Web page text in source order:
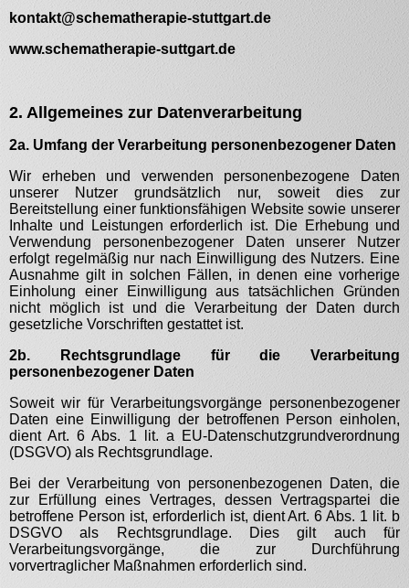
kontakt@schematherapie-stuttgart.de
www.schematherapie-suttgart.de
2. Allgemeines zur Datenverarbeitung
2a. Umfang der Verarbeitung personenbezogener Daten
Wir erheben und verwenden personenbezogene Daten
unserer Nutzer grundsätzlich nur, soweit dies zur
Bereitstellung einer funktionsfähigen Website sowie unserer
Inhalte und Leistungen erforderlich ist. Die Erhebung und
Verwendung personenbezogener Daten unserer Nutzer
erfolgt regelmäßig nur nach Einwilligung des Nutzers. Eine
Ausnahme gilt in solchen Fällen, in denen eine vorherige
Einholung einer Einwilligung aus tatsächlichen Gründen
nicht möglich ist und die Verarbeitung der Daten durch
gesetzliche Vorschriften gestattet ist.
2b. Rechtsgrundlage für die Verarbeitung
personenbezogener Daten
Soweit wir für Verarbeitungsvorgänge personenbezogener
Daten eine Einwilligung der betroffenen Person einholen,
dient Art. 6 Abs. 1 lit. a EU-Datenschutzgrundverordnung
(DSGVO) als Rechtsgrundlage.
Bei der Verarbeitung von personenbezogenen Daten, die
zur Erfüllung eines Vertrages, dessen Vertragspartei die
betroffene Person ist, erforderlich ist, dient Art. 6 Abs. 1 lit. b
DSGVO als Rechtsgrundlage. Dies gilt auch für
Verarbeitungsvorgänge, die zur Durchführung
vorvertraglicher Maßnahmen erforderlich sind.